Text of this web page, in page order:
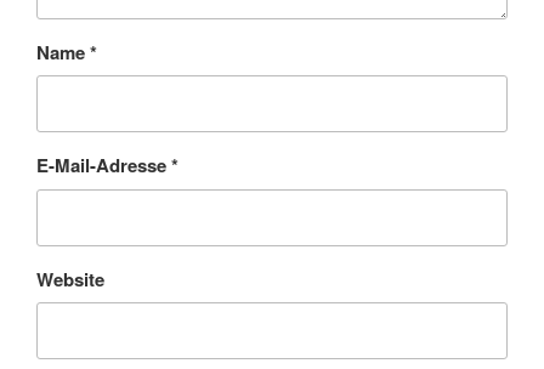
Name*
E-Mail-Adresse*
Website